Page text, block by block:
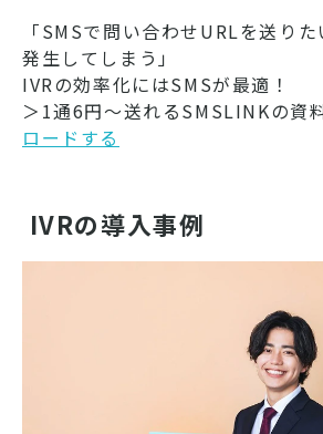
「SMSで問い合わせURLを送り
発生してしまう」
IVRの効率化にはSMSが最適！
＞1通6円～送れるSMSLINKの資
ロードする
IVRの導入事例